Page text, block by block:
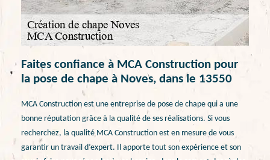
Faites confiance à MCA Construction pour
la pose de chape à Noves, dans le 13550
MCA Construction est une entreprise de pose de chape qui a une
bonne réputation grâce à la qualité de ses réalisations. Si vous
recherchez, la qualité MCA Construction est en mesure de vous
garantir un travail d’expert. Il apporte tout son expérience et son